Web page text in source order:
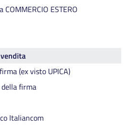
ESTERO
(ex visto UPICA)
firma
Italiancom